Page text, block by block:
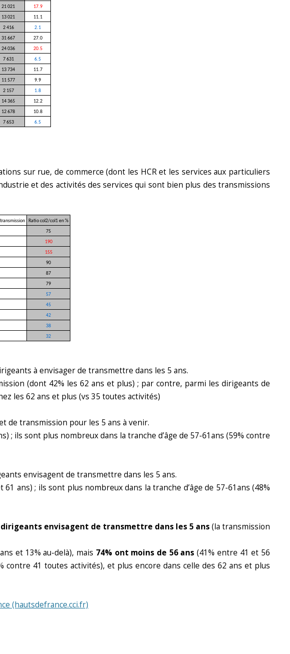
21 021
17.9
13 021
11.1
2 416
2.1
31 667
27.0
24 036
20.5
7 631
6.5
13 734
11.7
11 577
9.9
2 157
1.8
14 365
12.2
12 678
10.8
7 653 6.5
sur rue, de commerce (dont les HCR et les services aux particuliers
et des activités des services qui sont bien plus des transmissions
Ratio col2/col1 en %
75
190
155
90
87
79
57
45
42
38
32
à envisager de transmettre dans les 5 ans.
(dont 42% les 62 ans et plus) ; par contre, parmi les dirigeants de
les 62 ans et plus (vs 35 toutes activités)
de transmission pour les 5 ans à venir.
ils sont plus nombreux dans la tranche d’âge de 57-61ans (59% contre
envisagent de transmettre dans les 5 ans.
ans) ; ils sont plus nombreux dans la tranche d’âge de 57-61ans (48%
dirigeants envisagent de transmettre dans les 5 ans(la transmission
et 13% au-delà), mais 74% ont moins de 56 ans (41% entre 41 et 56
contre 41 toutes activités), et plus encore dans celle des 62 ans et plus
(hautsdefrance.cci.fr)